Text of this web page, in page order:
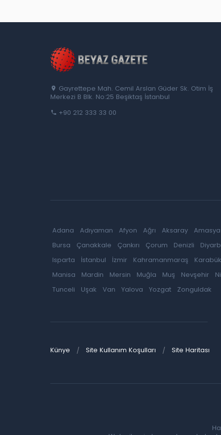
Gayrettepe Mah. Cemil Arslan Güder Sk. Otim İş
Merkezi B Blk. No:25 Beşiktaş İstanbul
+90 212 333 33 00
Adana Adıyaman Afyon Ağrı Aksaray
Amasya
Bursa
Çanakkale Çankırı Çorum Denizli
Isparta
İstanbul İzmir Kahramanmaraş
Karabük
Manisa
Mardin Mersin Muğla Muş Nevşehir
Tunceli
Uşak Van Yalova Yozgat Zonguldak
Künye Site Kullanım Koşulları Site Haritası